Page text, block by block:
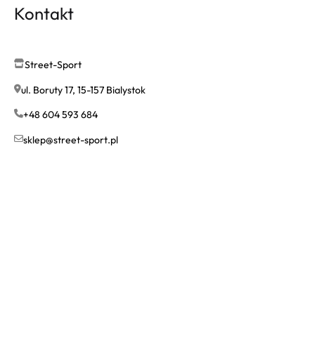
Kontakt
Street-Sport
ul. Boruty 17, 15-157 Bialystok
+48 604 593 684
sklep@street-sport.pl